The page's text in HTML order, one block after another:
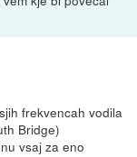
frekvencah vodila
Bridge)
vsaj za eno